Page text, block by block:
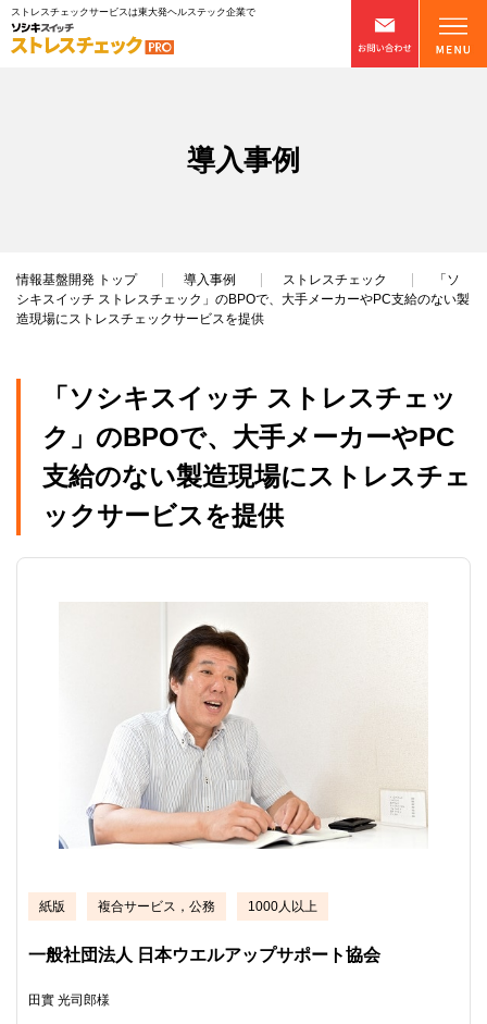
ストレスチェックサービスは東大発ヘルステック企業で
導入事例
情報基盤開発 トップ 導入事例 ストレスチェック
「ソ
シキスイッチ ストレスチェック」のBPOで、大手メーカーやPC支給のない製
造現場にストレスチェックサービスを提供
「ソシキスイッチ ストレスチェッ
ク」のBPOで、大手メーカーやPC
支給のない製造現場にストレスチェ
ックサービスを提供
紙版 複合サービス，公務 1000人以上
一般社団法人 日本ウエルアップサポート協会
田實 光司郎様